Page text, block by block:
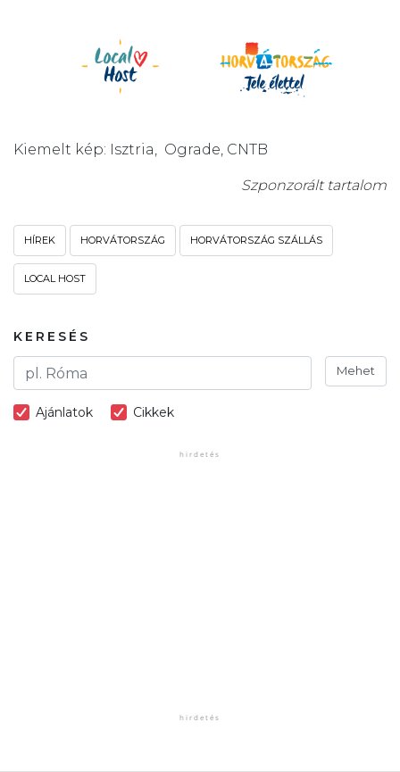
Kiemelt kép: Isztria, Ograde, CNTB
Szponzorált tartalom
HÍREK HORVÁTORSZÁG HORVÁTORSZÁG SZÁLLÁS
LOCAL HOST
KERESÉS
Mehet
Ajánlatok Cikkek